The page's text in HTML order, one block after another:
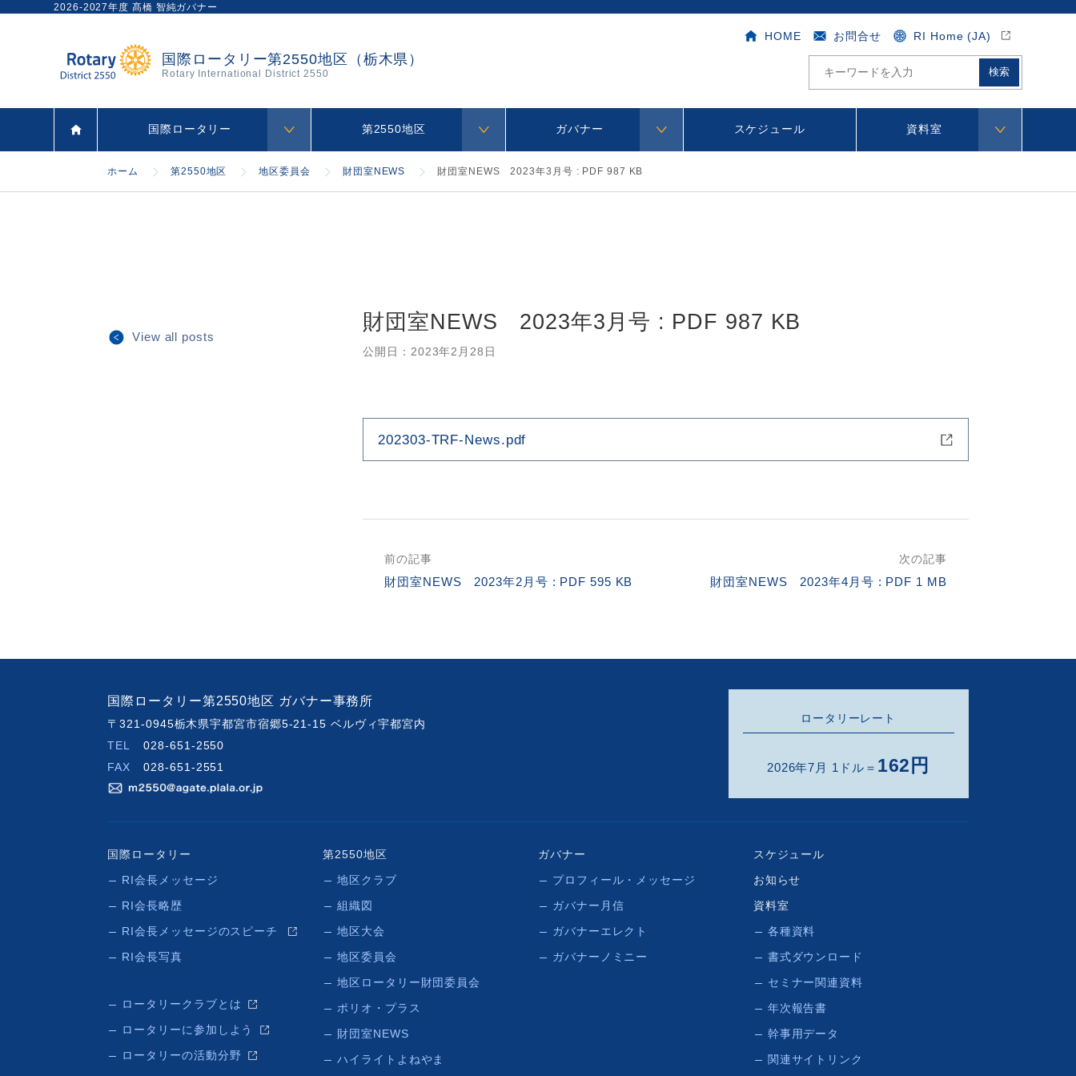
国際ロータリー第2550地区（栃木県）
Rotary International District 2550
2026-2027年度 髙橋 智純ガバナー
HOME お問合せ RI Home (JA)
イ
内
国際ロータリー 第2550地区 ガバナー スケジュール 資料室
ホーム 第2550地区 地区委員会 財団室NEWS 財団室NEWS 2023年3月号 : PDF 987 KB
財団室NEWS 2023年3月号 : PDF 987 KB
公開日： 2023年2月28日
202303-TRF-News.pdf
前の記事
財団室NEWS 2023年2月号 : PDF 595 KB
次の記事
財団室NEWS 2023年4月号 : PDF 1 MB
View all posts
国際ロータリー第2550地区 ガバナー事務所
〒321-0945栃木県宇都宮市宿郷5-21-15 ベルヴィ宇都宮内
TEL
028-651-2550
FAX
028-651-2551
ロータリーレート
2026年7月 1ドル＝ 162円
国際ロータリー
RI会長メッセージ
RI会長略歴
RI会長メッセージのスピーチ
RI会長写真
ロータリークラブとは
ロータリーに参加しよう
ロータリーの活動分野
第2550地区
地区クラブ
組織図
地区大会
地区委員会
地区ロータリー財団委員会
ポリオ・プラス
財団室NEWS
ハイライトよねやま
ガバナー
プロフィール・メッセージ
ガバナー月信
ガバナーエレクト
ガバナーノミニー
スケジュール
お知らせ
資料室
各種資料
書式ダウンロード
セミナー関連資料
年次報告書
幹事用データ
関連サイトリンク